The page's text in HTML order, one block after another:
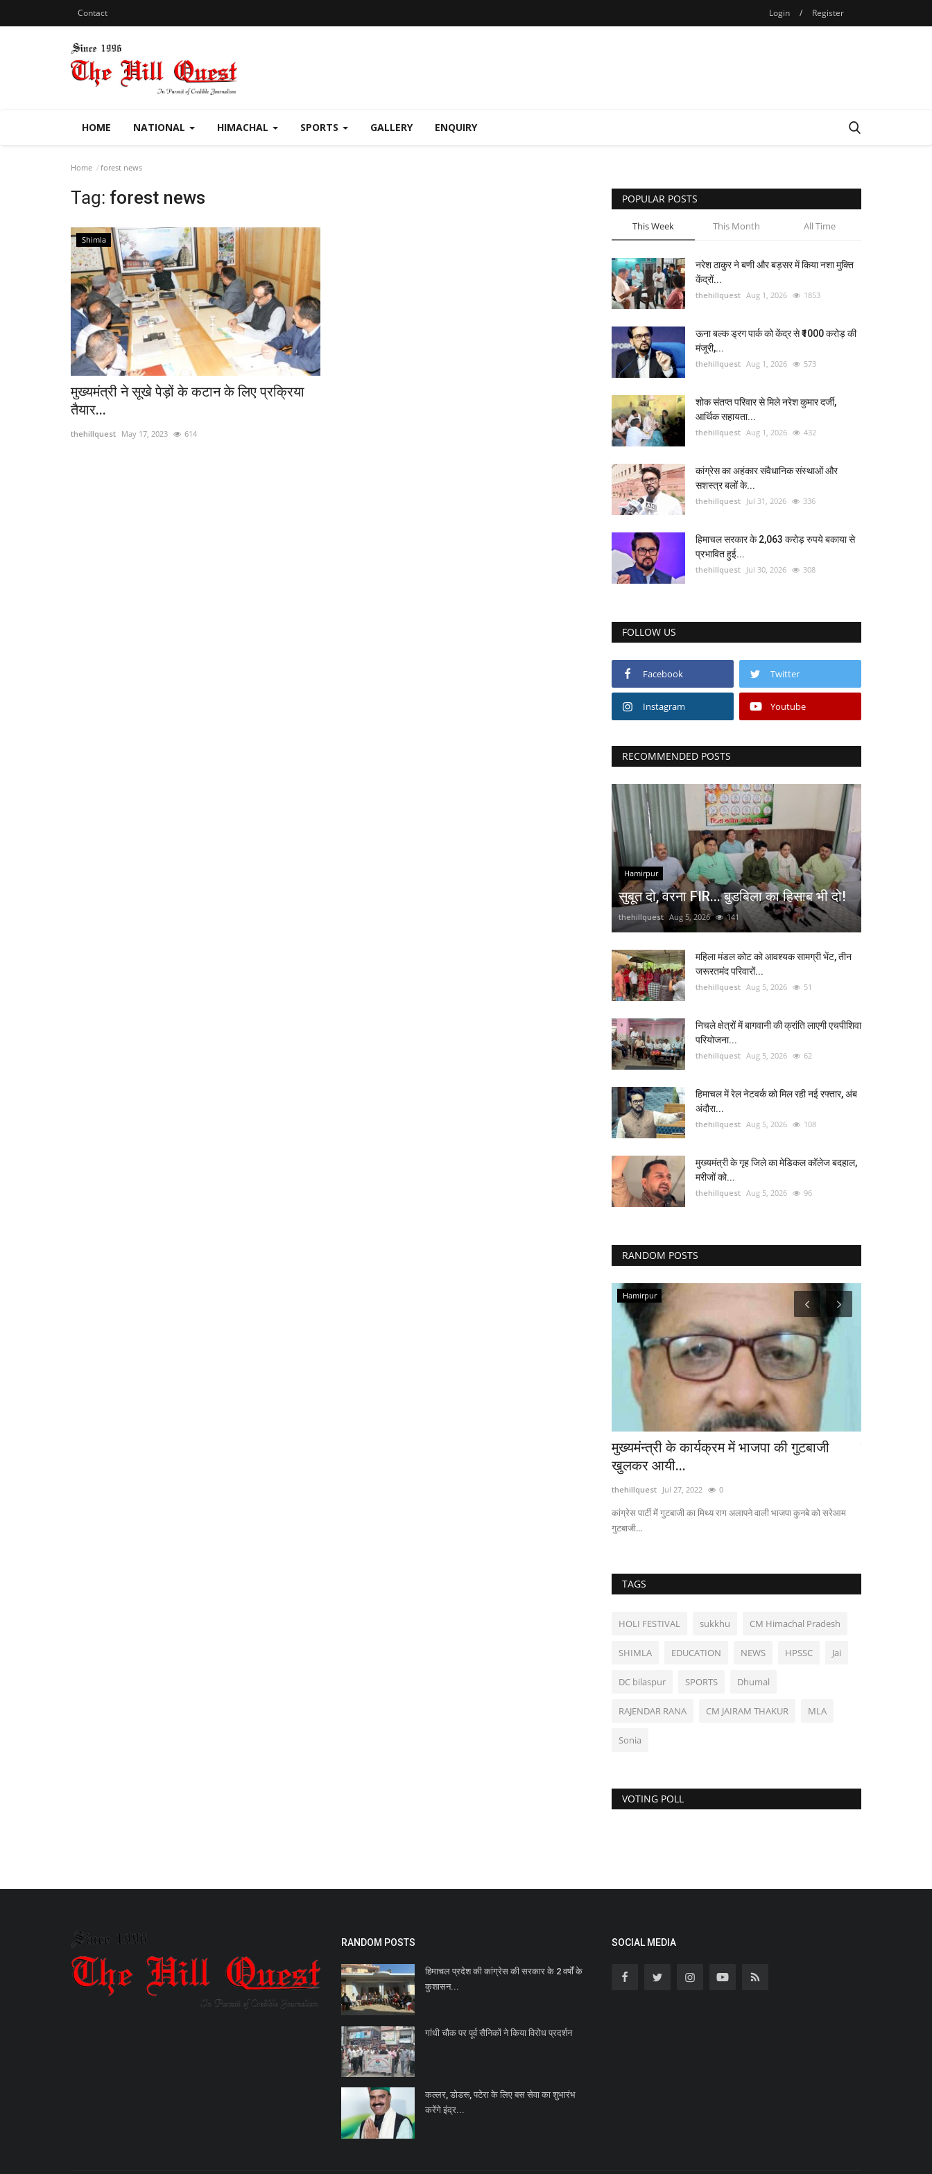
Contact Login / Register
HOME NATIONAL HIMACHAL SPORTS GALLERY ENQUIRY
Home forest news
Tag: forest news
Shimla
मुख्यमंत्री ने सूखे पेड़ों के कटान के लिए प्रक्रिया
तैयार...
thehillquest May 17, 2023 614
POPULAR POSTS
This Week This Month All Time
नरेश ठाकुर ने बणी और बड़सर में किया नशा मुक्ति
केंद्रों...
thehillquest Aug 1, 2026 1853
ऊना बल्क ड्रग पार्क को केंद्र से ₹1000 करोड़ की
मंजूरी,...
thehillquest Aug 1, 2026 573
शोक संतप्त परिवार से मिले नरेश कुमार दर्जी,
आर्थिक सहायता...
thehillquest Aug 1, 2026 432
कांग्रेस का अहंकार संवैधानिक संस्थाओं और
सशस्त्र बलों के...
thehillquest Jul 31, 2026 336
हिमाचल सरकार के 2,063 करोड़ रुपये बकाया से
प्रभावित हुई...
thehillquest Jul 30, 2026 308
FOLLOW US
Facebook Twitter
Instagram Youtube
RECOMMENDED POSTS
Hamirpur
सुबूत दो, वरना FIR... बुडबिला का हिसाब भी दो!
thehillquest Aug 5, 2026 141
महिला मंडल कोट को आवश्यक सामग्री भेंट, तीन
जरूरतमंद परिवारों...
thehillquest Aug 5, 2026 51
निचले क्षेत्रों में बागवानी की क्रांति लाएगी एचपीशिवा
परियोजना...
thehillquest Aug 5, 2026 62
हिमाचल में रेल नेटवर्क को मिल रही नई रफ्तार, अंब
अंदौरा...
thehillquest Aug 5, 2026 108
मुख्यमंत्री के गृह जिले का मेडिकल कॉलेज बदहाल,
मरीजों को...
thehillquest Aug 5, 2026 96
RANDOM POSTS
Hamirpur
मुख्यमंन्त्री के कार्यक्रम में भाजपा की गुटबाजी
खुलकर आयी...
thehillquest Jul 27, 2022 0
कांग्रेस पार्टी में गुटबाजी का मिथ्य राग अलापने वाली भाजपा कुनबे को सरेआम
गुटबाजी...
TAGS
HOLI FESTIVAL sukkhu CM Himachal Pradesh
SHIMLA EDUCATION NEWS HPSSC Jai
DC bilaspur SPORTS Dhumal
RAJENDAR RANA CM JAIRAM THAKUR MLA
Sonia
VOTING POLL
RANDOM POSTS
हिमाचल प्रदेश की कांग्रेस की सरकार के 2 वर्षों के
कुशासन...
गांधी चौक पर पूर्व सैनिकों ने किया विरोध प्रदर्शन
कल्लर, डोडरू, पटेरा के लिए बस सेवा का शुभारंभ
करेंगे इंद्र...
SOCIAL MEDIA